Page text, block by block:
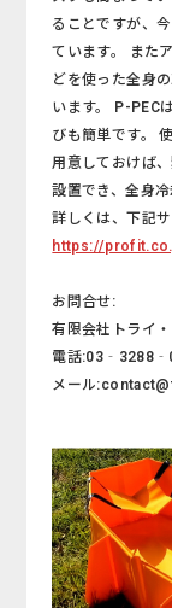
ることですが、
ています。 また
どを使った全身
います。 P-PEC
びも簡単です。
用意しておけば
設置でき、全身冷
詳しくは、下記
https://
お問合せ:
有限会社トライ
電話
メール